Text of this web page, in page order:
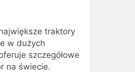
traktory
w dużych
szczegółowe
na świecie.